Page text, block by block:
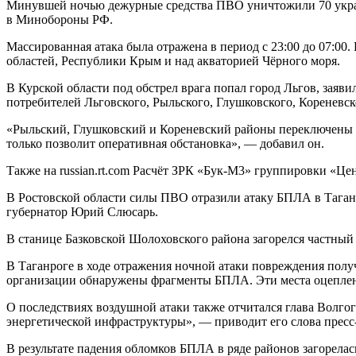
Минувшей ночью дежурные средства ПВО уничтожили 70
в Минобороны РФ.
Массированная атака была отражена в период с 23:00 до
областей, Республики Крым и над акваторией Чёрного моря.
В Курской области под обстрел врага попал город Льгов,
потребителей Льговского, Рыльского, Глушковского,
«Рыльский, Глушковский и Кореневский районы
только позволит оперативная обстановка», — добавил он.
Также на russian.rt.com Расчёт ЗРК «Бук-М3» группировки
В Ростовской области силы ПВО отразили атаку БПЛА в
губернатор Юрий Слюсарь.
В станице Базковской Шолоховского района загорелся
В Таганроге в ходе отражения ночной атаки повреждения
организации обнаружены фрагменты БПЛА. Эти места
О последствиях воздушной атаки также отчитался глава
энергетической инфраструктуры», — приводит его слова
В результате падения обломков БПЛА в ряде районов